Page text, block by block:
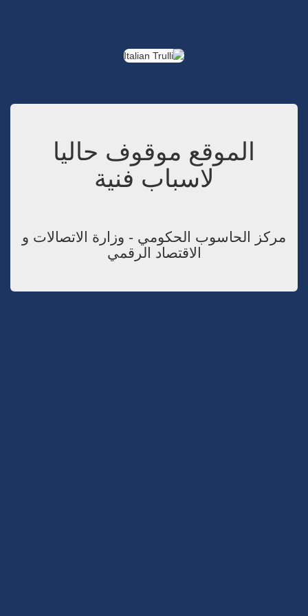
الموقع موقوف حاليا
لاسباب فنية
مركز الحاسوب الحكومي - وزارة الاتصالات و
الاقتصاد الرقمي